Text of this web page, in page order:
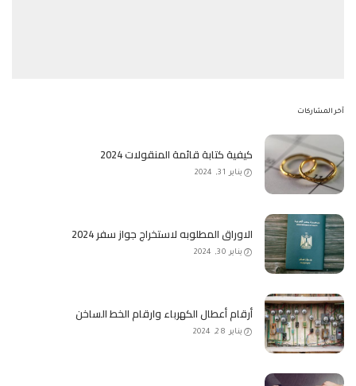
آخر المشاركات
كيفية كتابة قائمة المنقولات 2024
يناير 31, 2024
الاوراق المطلوبه لاستخراج جواز سفر 2024
يناير 30, 2024
أرقام أعطال الكهرباء وارقام الخط الساخن
يناير 28, 2024